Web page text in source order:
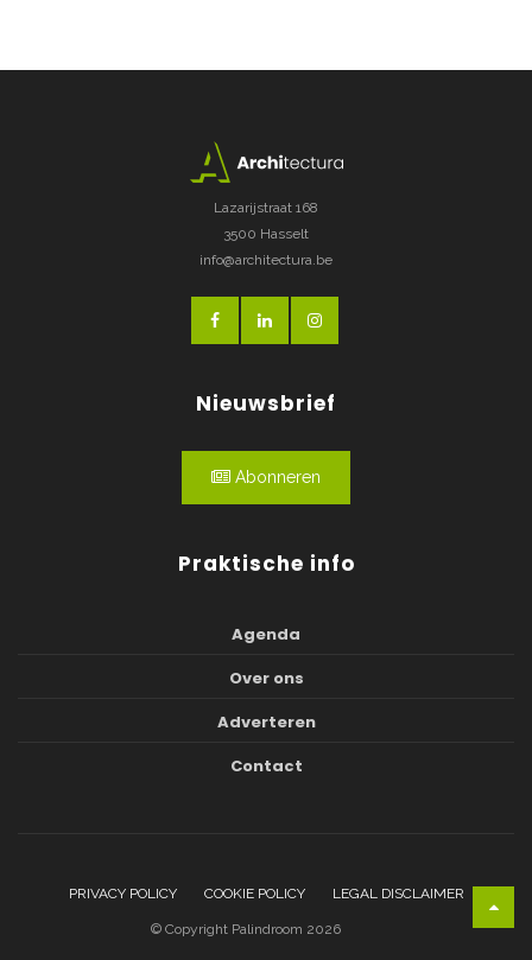
Lazarijstraat 168
3500 Hasselt
info@architectura.be
Nieuwsbrief
Abonneren
Praktische info
Agenda
Over ons
Adverteren
Contact
PRIVACY POLICY COOKIE POLICY LEGAL DISCLAIMER
© Copyright Palindroom 2026